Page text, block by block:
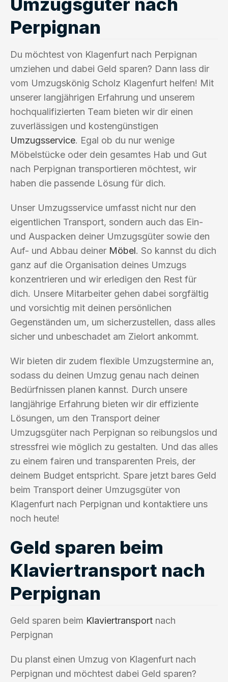
Perpignan
Du möchtest von Klagenfurt nach Perpignan
umziehen und dabei Geld sparen? Dann lass dir
vom Umzugskönig Scholz Klagenfurt helfen! Mit
unserer langjährigen Erfahrung und unserem
hochqualifizierten Team bieten wir dir einen
zuverlässigen und kostengünstigen
Umzugsservice. Egal ob du nur wenige
Möbelstücke oder dein gesamtes Hab und Gut
nach Perpignan transportieren möchtest, wir
haben die passende Lösung für dich.
Unser Umzugsservice umfasst nicht nur den
eigentlichen Transport, sondern auch das Ein-
und Auspacken deiner Umzugsgüter sowie den
Auf- und Abbau deiner Möbel. So kannst du dich
ganz auf die Organisation deines Umzugs
konzentrieren und wir erledigen den Rest für
dich. Unsere Mitarbeiter gehen dabei sorgfältig
und vorsichtig mit deinen persönlichen
Gegenständen um, um sicherzustellen, dass alles
sicher und unbeschadet am Zielort ankommt.
Wir bieten dir zudem flexible Umzugstermine an,
sodass du deinen Umzug genau nach deinen
Bedürfnissen planen kannst. Durch unsere
langjährige Erfahrung bieten wir dir effiziente
Lösungen, um den Transport deiner
Umzugsgüter nach Perpignan so reibungslos und
stressfrei wie möglich zu gestalten. Und das alles
zu einem fairen und transparenten Preis, der
deinem Budget entspricht. Spare jetzt bares Geld
beim Transport deiner Umzugsgüter von
Klagenfurt nach Perpignan und kontaktiere uns
noch heute!
Geld sparen beim
Klaviertransport nach
Perpignan
Geld sparen beim Klaviertransport nach
Perpignan
Du planst einen Umzug von Klagenfurt nach
Perpignan und möchtest dabei Geld sparen?